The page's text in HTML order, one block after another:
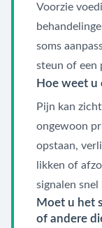
Voorzie
soms
steun of een
Hoe weet u
Pijn kan
ongewoon
opstaan,
likken of
signalen snel
Moet u het
of andere